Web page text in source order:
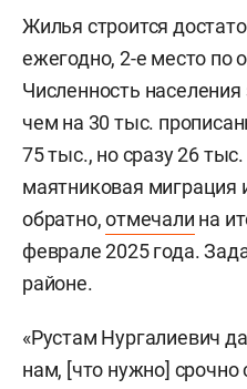
Жилья строится
ежегодно, 2-е место по
Численность
чем на 30 тыс.
75 тыс., но сразу 26
маятниковая миграция
обратно,отмечали на
феврале 2025 года.
районе.
«Рустам Нургалиевич
нам, [что нужно] срочно